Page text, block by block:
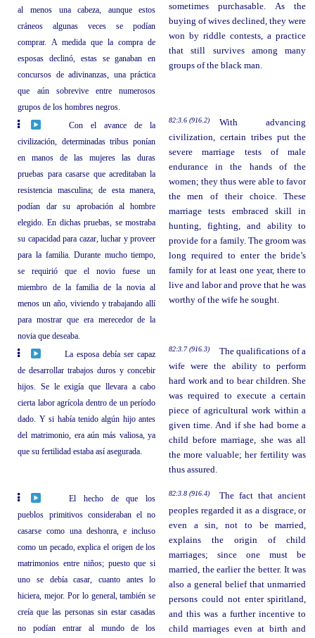
al menos una cabeza, aunque estos
cráneos algunas veces se podían
comprar. A medida que la compra de
esposas declinó, estas se ganaban en
concursos de adivinanzas, una práctica
que aún sobrevive entre numerosos
grupos de los hombres negros.
sometimes purchasable. As the
buying of wives declined, they were
won by riddle contests, a practice
that still survives among many
groups of the black man.
Con el avance de la
civilización, determinadas tribus ponían
en manos de las mujeres las duras
pruebas para casarse que acreditaban la
resistencia masculina; de esta manera,
podían dar su aprobación al hombre
elegido. En dichas pruebas, se mostraba
su capacidad para cazar, luchar y proveer
para la familia. Durante mucho tiempo,
se requirió que el novio fuese un
miembro de la familia de la novia al
menos un año, viviendo y trabajando allí
para mostrar que era merecedor de la
novia que deseaba.
82:3.6 (916.2)
With advancing
civilization, certain tribes put the
severe marriage tests of male
endurance in the hands of the
women; they thus were able to favor
the men of their choice. These
marriage tests embraced skill in
hunting, fighting, and ability to
provide for a family. The groom was
long required to enter the bride’s
family for at least one year, there to
live and labor and prove that he was
worthy of the wife he sought.
La esposa debía ser capaz
de desarrollar trabajos duros y concebir
hijos. Se le exigía que llevara a cabo
cierta labor agrícola dentro de un período
dado. Y si había tenido algún hijo antes
del matrimonio, era aún más valiosa, ya
que su fertilidad estaba así asegurada.
82:3.7 (916.3)
The qualifications of a
wife were the ability to perform
hard work and to bear children. She
was required to execute a certain
piece of agricultural work within a
given time. And if she had borne a
child before marriage, she was all
the more valuable; her fertility was
thus assured.
El hecho de que los
pueblos primitivos consideraban el no
casarse como una deshonra, e incluso
como un pecado, explica el origen de los
matrimonios entre niños; puesto que si
uno se debía casar, cuanto antes lo
hiciera, mejor. Por lo general, también se
creía que las personas sin estar casadas
no podían entrar al mundo de los
82:3.8 (916.4)
The fact that ancient
peoples regarded it as a disgrace, or
even a sin, not to be married,
explains the origin of child
marriages; since one must be
married, the earlier the better. It was
also a general belief that unmarried
persons could not enter spiritland,
and this was a further incentive to
child marriages even at birth and